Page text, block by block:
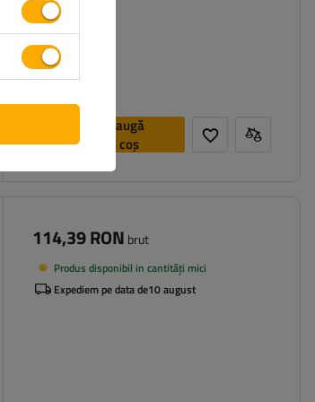
Adaugă
în coș
114,39 RON brut
Produs disponibil in cantități mici
Expediem pe data de10 august